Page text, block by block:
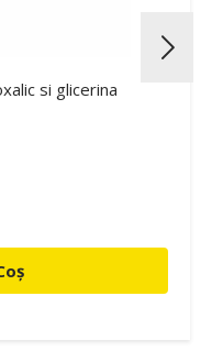
si glicerina